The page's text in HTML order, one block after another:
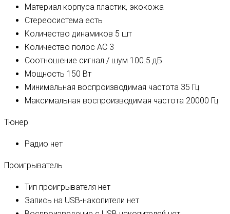
Материал корпуса пластик, экокожа
Стереосистема есть
Количество динамиков 5 шт
Количество полос AC 3
Соотношение сигнал / шум 100.5 дБ
Мощность 150 Вт
Минимальная воспроизводимая частота 35 Гц
Максимальная воспроизводимая частота 20000 Гц
Тюнер
Радио нет
Проигрыватель
Тип проигрывателя нет
Запись на USB-накопители нет